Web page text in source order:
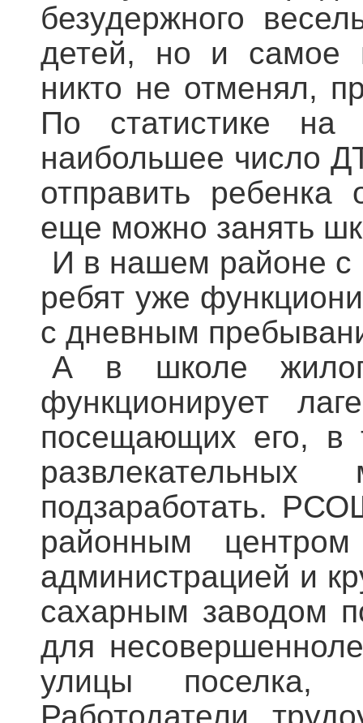
безудержного
детей, но и самое
никто не отменял,
По статистике на
наибольшее число
отправить
еще можно занять
И в нашем районе с
ребят уже
с дневным
А в школе
функционирует
посещающих его, в
подзаработать.
районным центром
администрацией и
сахарным заводом
для
улицы поселка,